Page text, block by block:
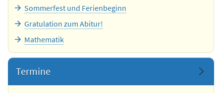
Sommerfest und Ferienbeginn
Gratulation zum Abitur!
Mathematik
Termine